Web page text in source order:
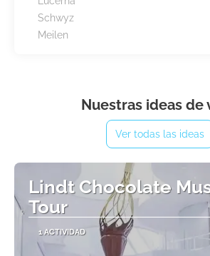
Schwyz
Meilen
Nuestras ideas de
Ver todas las ideas
Lindt Chocolate
Tour
1 ACTIVIDAD